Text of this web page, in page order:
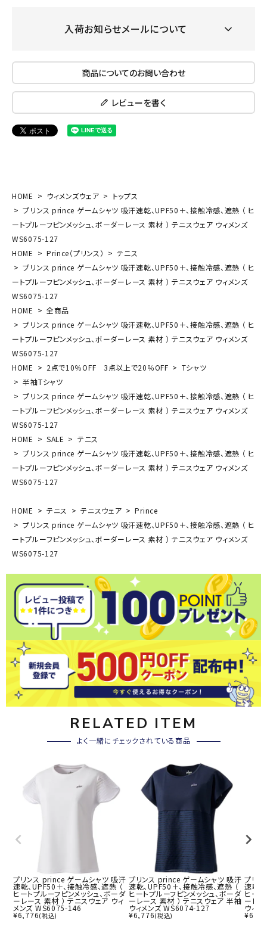
入荷お知らせメールについて
商品についてのお問い合わせ
レビューを書く
HOME ウィメンズウェア
トップス
プリンス prince ゲームシャツ 吸汗速乾、UPF50＋、接触冷感、遮熱 （ ヒ
ートプルーフピンメッシュ、ボーダーレース 素材 ） テニスウェア ウィメンズ
WS6075-127
HOME
Prince（プリンス）
テニス
プリンス prince ゲームシャツ 吸汗速乾、UPF50＋、接触冷感、遮熱 （ ヒ
ートプルーフピンメッシュ、ボーダーレース 素材 ） テニスウェア ウィメンズ
WS6075-127
HOME
全商品
プリンス prince ゲームシャツ 吸汗速乾、UPF50＋、接触冷感、遮熱 （ ヒ
ートプルーフピンメッシュ、ボーダーレース 素材 ） テニスウェア ウィメンズ
WS6075-127
HOME
2点で10％OFF 3点以上で20％OFF
Tシャツ
半袖Tシャツ
プリンス prince ゲームシャツ 吸汗速乾、UPF50＋、接触冷感、遮熱 （ ヒ
ートプルーフピンメッシュ、ボーダーレース 素材 ） テニスウェア ウィメンズ
WS6075-127
HOME
SALE
テニス
プリンス prince ゲームシャツ 吸汗速乾、UPF50＋、接触冷感、遮熱 （ ヒ
ートプルーフピンメッシュ、ボーダーレース 素材 ） テニスウェア ウィメンズ
WS6075-127
HOME テニス テニスウェア
Prince
プリンス prince ゲームシャツ 吸汗速乾、UPF50＋、接触冷感、遮熱 （ ヒ
ートプルーフピンメッシュ、ボーダーレース 素材 ） テニスウェア ウィメンズ
WS6075-127
RELATED ITEM
よく一緒にチェックされている商品
プリンス prince ゲームシャツ 吸汗
速乾、UPF50＋、接触冷感、遮熱 （
ヒートプルーフピンメッシュ、ボーダ
ーレース 素材 ） テニスウェア ウィ
メンズ WS6075-146
¥6,776(税込)
プリンス prince ゲームシャツ 吸汗
速乾、UPF50＋、接触冷感、遮熱 （
ヒートプルーフピンメッシュ、ボーダ
ーレース 素材 ） テニスウェア 半袖
ウィメンズ WS6074-127
¥6,776(税込)
プリ
速乾、
ヒート
ーレ
ウィ
¥